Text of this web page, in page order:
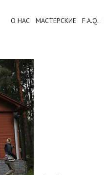
О НАС МАСТЕРСКИЕ F.A.Q.